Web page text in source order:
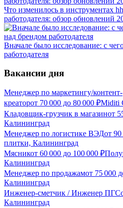
Что изменилось в инструментах
работодателя: обзор обновлений
Вначале было исследование: с
работодателя
Вакансии дня
Менеджер по маркетингу/контент-
креаторот 70 000 до 80 000 ₽Miditi
Кладовщик-грузчик в магазинот
Калининград
Менеджер по логистике ВЭДот 90
плитки, Калининград
Мясникот 60 000 до 100 000 ₽
Калининград
Менеджер по продажамот 75 000
Калининград
Инженер-сметчик / Инженер ПГС
Калининград